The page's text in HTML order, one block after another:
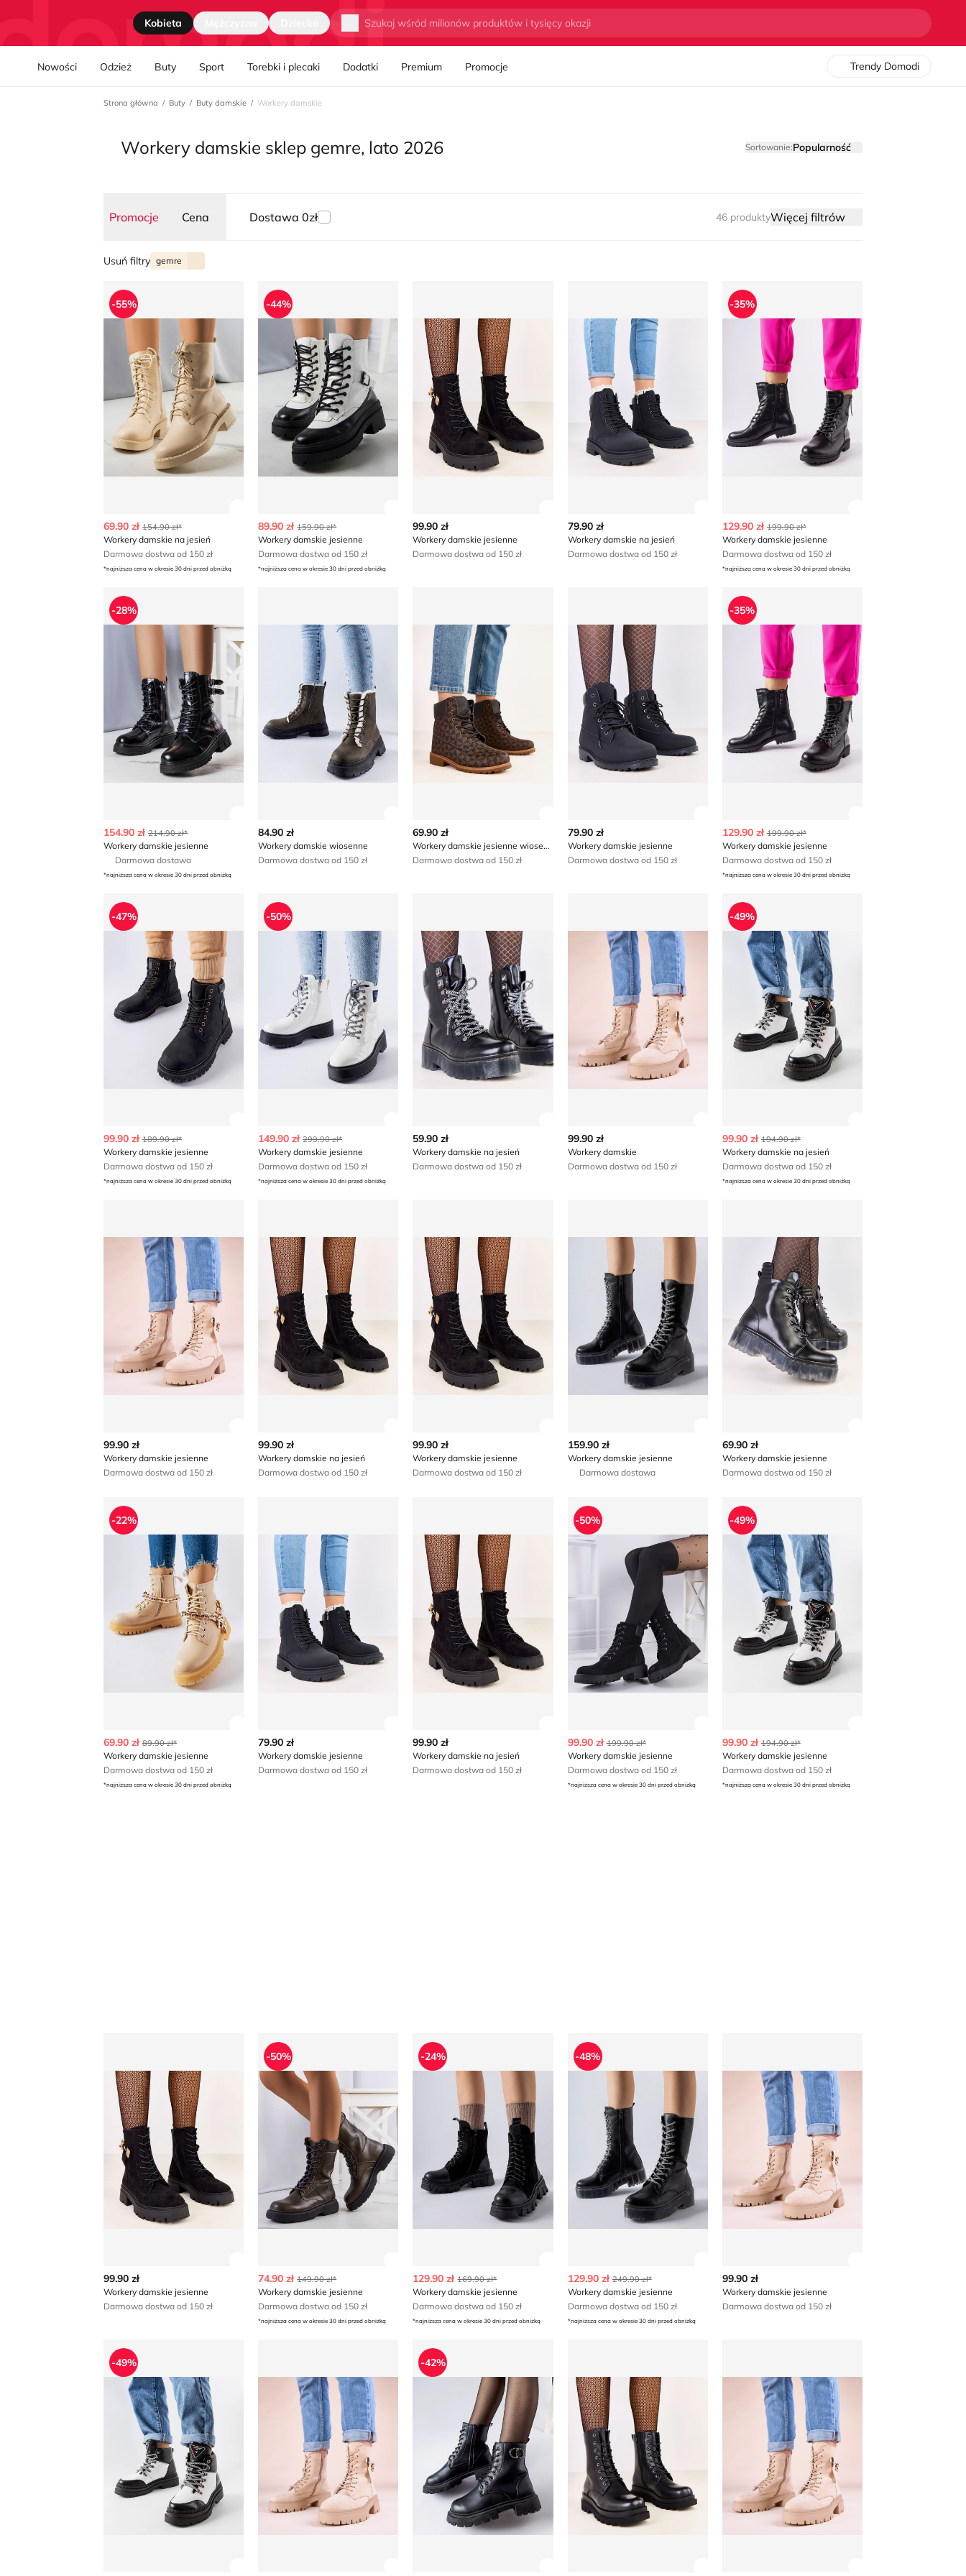
Nawgiacja kategorii
Kobieta Wyszukaj
Nowości Odzież Buty Sport Torebki i plecaki Dodatki Premium Promocje Trendy Domodi
Strona główna Buty Buty damskie Workery damskie
Workery damskie sklep gemre, lato 2026 Sortowanie:Popularność
Promocje Cena Dostawa 0zł 46 produktyWięcej filtrów
Usuń filtry gemre
Workery damskie na jesień
-55%
69.90 zł 154.90 zł*
Workery damskie na jesień
Darmowa dostwa od 150 zł
*najniższa cena w okresie 30 dni przed obniżką
Workery damskie jesienne
-44%
89.90 zł 159.90 zł*
Workery damskie jesienne
Darmowa dostwa od 150 zł
*najniższa cena w okresie 30 dni przed obniżką
99.90 zł
Workery damskie jesienne
Darmowa dostwa od 150 zł
79.90 zł
Workery damskie na jesień
Darmowa dostwa od 150 zł
Workery damskie jesienne
-35%
129.90 zł 199.90 zł*
Workery damskie jesienne
Darmowa dostwa od 150 zł
*najniższa cena w okresie 30 dni przed obniżką
Workery damskie jesienne
-28%
154.90 zł 214.90 zł*
Workery damskie jesienne
Darmowa dostawa
*najniższa cena w okresie 30 dni przed obniżką
84.90 zł
Workery damskie wiosenne
Darmowa dostwa od 150 zł
69.90 zł
Workery damskie jesienne wiosenne
Darmowa dostwa od 150 zł
79.90 zł
Workery damskie jesienne
Darmowa dostwa od 150 zł
Workery damskie jesienne
-35%
129.90 zł 199.90 zł*
Workery damskie jesienne
Darmowa dostwa od 150 zł
*najniższa cena w okresie 30 dni przed obniżką
Workery damskie jesienne
-47%
99.90 zł 189.90 zł*
Workery damskie jesienne
Darmowa dostwa od 150 zł
*najniższa cena w okresie 30 dni przed obniżką
Workery damskie jesienne
-50%
149.90 zł 299.90 zł*
Workery damskie jesienne
Darmowa dostwa od 150 zł
*najniższa cena w okresie 30 dni przed obniżką
59.90 zł
Workery damskie na jesień
Darmowa dostwa od 150 zł
99.90 zł
Workery damskie
Darmowa dostwa od 150 zł
Workery damskie na jesień
-49%
99.90 zł 194.90 zł*
Workery damskie na jesień
Darmowa dostwa od 150 zł
*najniższa cena w okresie 30 dni przed obniżką
99.90 zł
Workery damskie jesienne
Darmowa dostwa od 150 zł
99.90 zł
Workery damskie na jesień
Darmowa dostwa od 150 zł
99.90 zł
Workery damskie jesienne
Darmowa dostwa od 150 zł
159.90 zł
Workery damskie jesienne
Darmowa dostawa
69.90 zł
Workery damskie jesienne
Darmowa dostwa od 150 zł
Workery damskie jesienne
-22%
69.90 zł 89.90 zł*
Workery damskie jesienne
Darmowa dostwa od 150 zł
*najniższa cena w okresie 30 dni przed obniżką
79.90 zł
Workery damskie jesienne
Darmowa dostwa od 150 zł
99.90 zł
Workery damskie na jesień
Darmowa dostwa od 150 zł
Workery damskie jesienne
-50%
99.90 zł 199.90 zł*
Workery damskie jesienne
Darmowa dostwa od 150 zł
*najniższa cena w okresie 30 dni przed obniżką
Workery damskie jesienne
-49%
99.90 zł 194.90 zł*
Workery damskie jesienne
Darmowa dostwa od 150 zł
*najniższa cena w okresie 30 dni przed obniżką
99.90 zł
Workery damskie jesienne
Darmowa dostwa od 150 zł
Workery damskie jesienne
-50%
74.90 zł 149.90 zł*
Workery damskie jesienne
Darmowa dostwa od 150 zł
*najniższa cena w okresie 30 dni przed obniżką
Workery damskie jesienne
-24%
129.90 zł 169.90 zł*
Workery damskie jesienne
Darmowa dostwa od 150 zł
*najniższa cena w okresie 30 dni przed obniżką
Workery damskie jesienne
-48%
129.90 zł 249.90 zł*
Workery damskie jesienne
Darmowa dostwa od 150 zł
*najniższa cena w okresie 30 dni przed obniżką
99.90 zł
Workery damskie jesienne
Darmowa dostwa od 150 zł
Workery damskie jesienne
-49%
Workery damskie jesienne
-42%